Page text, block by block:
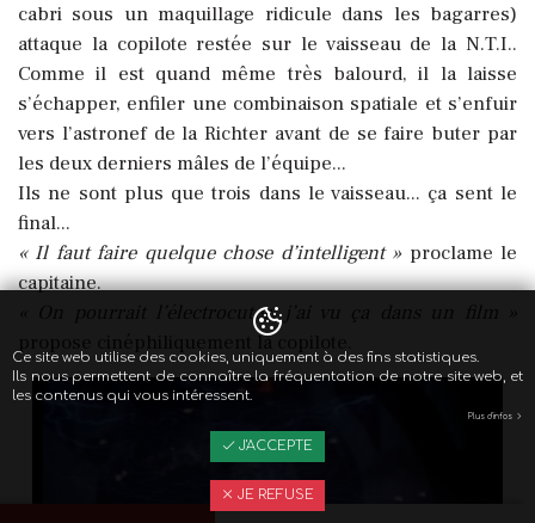
cabri sous un maquillage ridicule dans les bagarres)
attaque la copilote restée sur le vaisseau de la N.T.I..
Comme il est quand même très balourd, il la laisse
s’échapper, enfiler une combinaison spatiale et s’enfuir
vers l’astronef de la Richter avant de se faire buter par
les deux derniers mâles de l’équipe...
Ils ne sont plus que trois dans le vaisseau... ça sent le
final...
« Il faut faire quelque chose d’intelligent »proclame le
capitaine.
« On pourrait l’électrocuter, j’ai vu ça dans un film »
propose cinéphiliquement la copilote.
Ce site web utilise des cookies, uniquement à des fins statistiques.
Ils nous permettent de connaître la fréquentation de notre site web, et
les contenus qui vous intéressent.
Plus d'infos
J'ACCEPTE
JE REFUSE